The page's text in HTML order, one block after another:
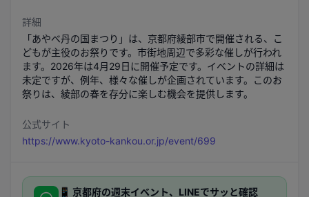
詳細
「あやべ丹の国まつり」は、京都府綾部市で開催される、こ
どもが主役のお祭りです。市街地周辺で多彩な催しが行われ
ます。2026年は4月29日に開催予定です。イベントの詳細は
未定ですが、例年、様々な催しが企画されています。このお
祭りは、綾部の春を存分に楽しむ機会を提供します。
公式サイト
https://www.kyoto-kankou.or.jp/event/699
📱 京都府の週末イベント、LINEでサッと確認